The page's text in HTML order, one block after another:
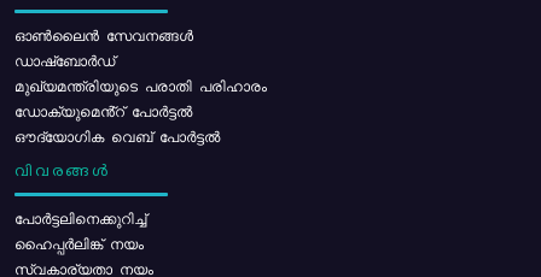
ഓൺലൈൻ സേവനങ്ങൾ
ഡാഷ്ബോർഡ്
മുഖ്യമന്ത്രിയുടെ പരാതി പരിഹാരം
ഡോക്യുമെൻ്റ് പോർട്ടൽ
ഔദ്യോഗിക വെബ് പോർട്ടൽ
വിവരങ്ങൾ
പോര്‍ട്ടലിനെക്കുറിച്ച്
ഹൈപ്പർലിങ്ക് നയം
സ്വകാര്യതാ നയം